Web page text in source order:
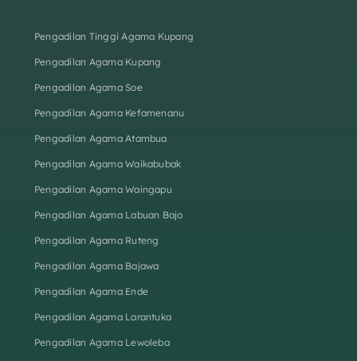
Pengadilan Tinggi Agama Kupang
Pengadilan Agama Kupang
Pengadilan Agama Soe
Pengadilan Agama Kefamenanu
Pengadilan Agama Atambua
Pengadilan Agama Waikabubak
Pengadilan Agama Waingapu
Pengadilan Agama Labuan Bajo
Pengadilan Agama Ruteng
Pengadilan Agama Bajawa
Pengadilan Agama Ende
Pengadilan Agama Larantuka
Pengadilan Agama Lewoleba